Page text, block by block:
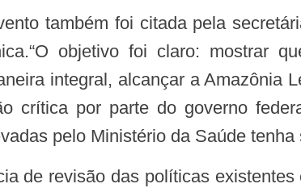
objetivo foi claro: mostrar
integral, alcançar a Amazônia
crítica por parte do governo
pelo Ministério da Saúde